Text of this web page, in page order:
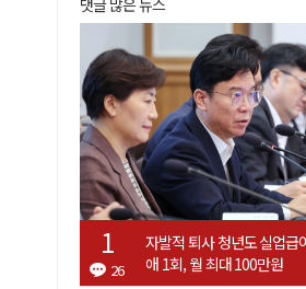
댓글 많은 뉴스
26
자발적 퇴사 청년도 실업
애 1회, 월 최대 100만원